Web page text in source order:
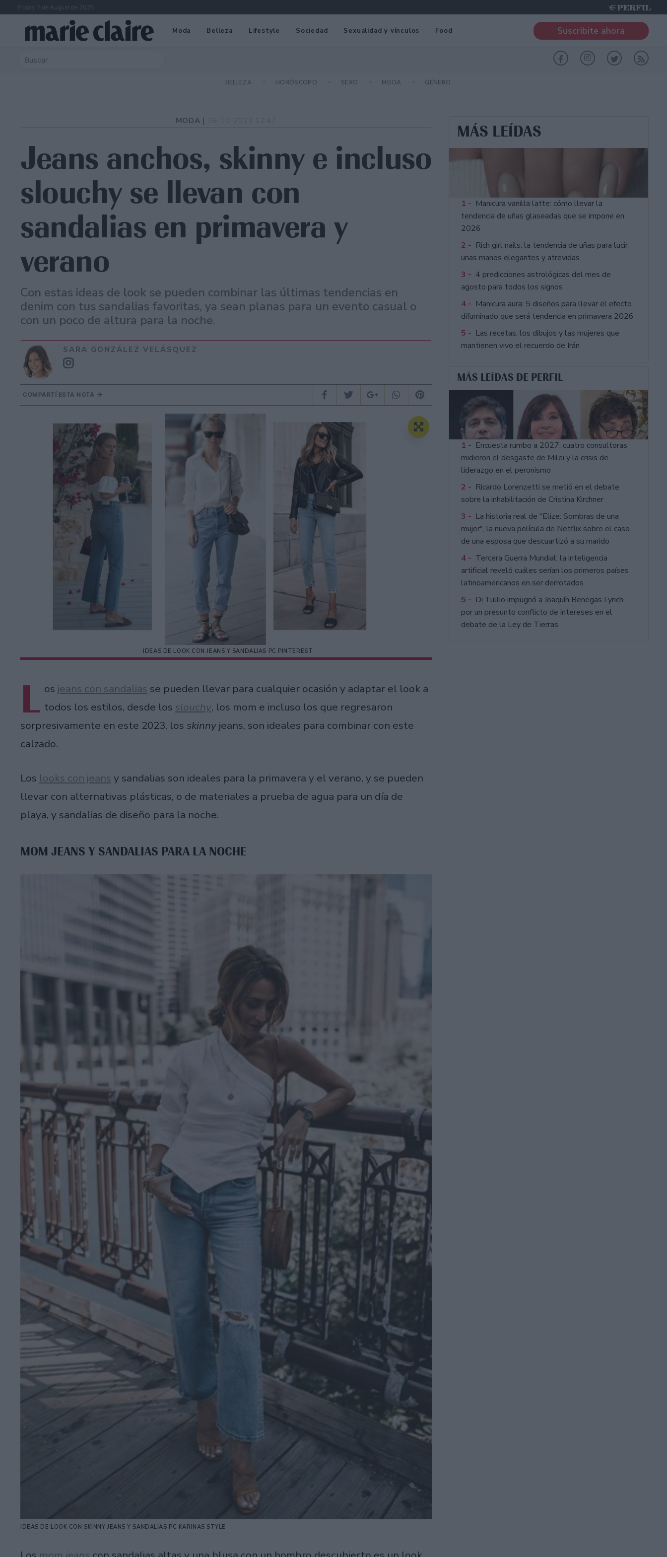
Friday 7 de August de 2026
Moda Belleza Lifestyle Sociedad Sexualidad y vínculos Food Suscribite ahora
BELLEZA HORÓSCOPO SEXO MODA GÉNERO
MODA |
Jeans anchos, skinny e incluso
slouchy se llevan con
sandalias en primavera y
verano
Con estas ideas de look se pueden combinar las últimas tendencias en
denim con tus sandalias favoritas, ya sean planas para un evento casual o
con un poco de altura para la noche.
SARA GONZÁLEZ VELÁSQUEZ
COMPARTÍ ESTA NOTA
IDEAS DE LOOK CON JEANS Y SANDALIAS PC PINTEREST
L os jeans con sandalias se pueden llevar para cualquier ocasión y adaptar el look a
todos los estilos, desde los slouchy, los mom e incluso los que regresaron
sorpresivamente en este 2023, los skinny jeans, son ideales para combinar con este
calzado.
Los looks con jeans y sandalias son ideales para la primavera y el verano, y se pueden
llevar con alternativas plásticas, o de materiales a prueba de agua para un día de
playa, y sandalias de diseño para la noche.
MOM JEANS Y SANDALIAS PARA LA NOCHE
IDEAS DE LOOK CON SKINNY JEANS Y SANDALIAS PC KARINAS STYLE
MÁS LEÍDAS
1 - Manicura vanilla latte: cómo llevar la
tendencia de uñas glaseadas que se impone en
2026
2 - Rich girl nails: la tendencia de uñas para lucir
unas manos elegantes y atrevidas
3 - 4 predicciones astrológicas del mes de
agosto para todos los signos
4 - Manicura aura: 5 diseños para llevar el efecto
difuminado que será tendencia en primavera 2026
5 - Las recetas, los dibujos y las mujeres que
mantienen vivo el recuerdo de Irán
MÁS LEÍDAS DE PERFIL
1 - Encuesta rumbo a 2027: cuatro consultoras
midieron el desgaste de Milei y la crisis de
liderazgo en el peronismo
2 - Ricardo Lorenzetti se metió en el debate
sobre la inhabilitación de Cristina Kirchner
3 - La historia real de "Elize: Sombras de una
mujer", la nueva película de Netflix sobre el caso
de una esposa que descuartizó a su marido
4 - Tercera Guerra Mundial: la inteligencia
artificial reveló cuáles serían los primeros países
latinoamericanos en ser derrotados
5 - Di Tullio impugnó a Joaquín Benegas Lynch
por un presunto conflicto de intereses en el
debate de la Ley de Tierras